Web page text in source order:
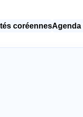
coréennesAgenda